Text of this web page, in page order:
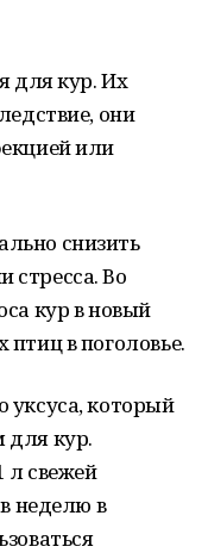
для кур. Их
они
или
снизить
стресса. Во
кур в новый
в поголовье.
уксуса, который
для кур.
л свежей
неделю в